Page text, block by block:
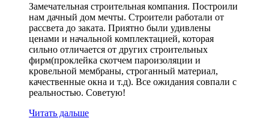
Замечательная строительная компания. Построили
нам дачный дом мечты. Строители работали от
рассвета до заката. Приятно были удивлены
ценами и начальной комплектацией, которая
сильно отличается от других строительных
фирм(проклейка скотчем пароизоляции и
кровельной мембраны, строганный материал,
качественные окна и т.д). Все ожидания совпали с
реальностью. Советую!
Читать дальше